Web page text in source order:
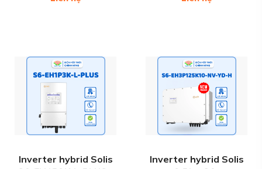
Inverter hybrid Solis
Inverter hybrid Solis